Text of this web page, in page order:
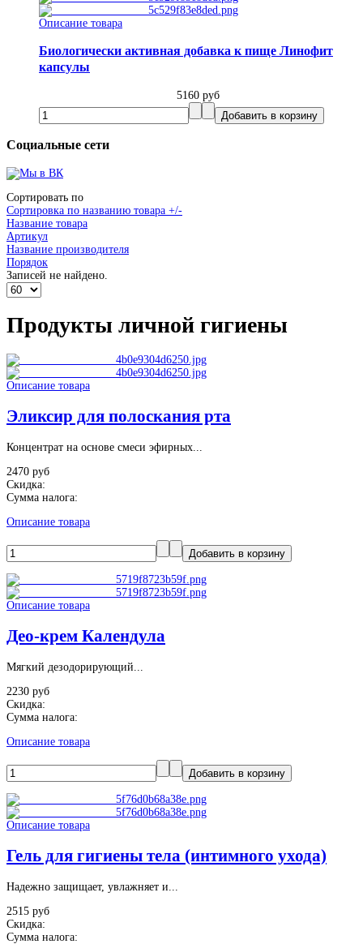
Описание товара
Биологически активная добавка к пище Линофит
капсулы
5160 руб
Социальные сети
Сортировать по
Сортировка по названию товара +/-
Название товара
Артикул
Название производителя
Порядок
Записей не найдено.
Продукты личной гигиены
Описание товара
Эликсир для полоскания рта
Концентрат на основе смеси эфирных...
2470 руб
Скидка:
Сумма налога:
Описание товара
Описание товара
Део-крем Календула
Мягкий дезодорирующий...
2230 руб
Скидка:
Сумма налога:
Описание товара
Описание товара
Гель для гигиены тела (интимного ухода)
Надежно защищает, увлажняет и...
2515 руб
Скидка:
Сумма налога: